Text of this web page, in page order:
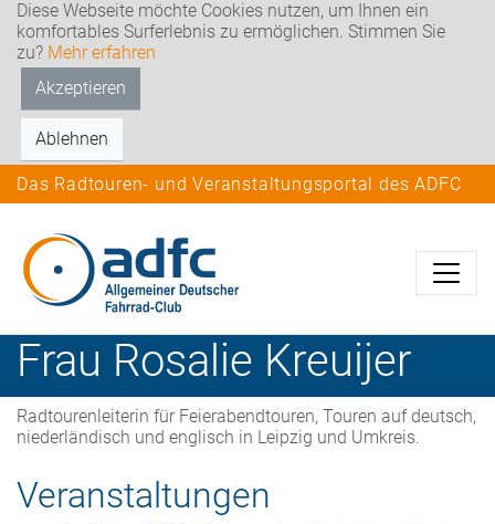
Diese Webseite möchte Cookies nutzen, um Ihnen ein
komfortables Surferlebnis zu ermöglichen. Stimmen Sie
zu? Mehr erfahren
Akzeptieren
Ablehnen
Das Radtouren- und Veranstaltungsportal des ADFC
Frau Rosalie Kreuijer
Radtourenleiterin für Feierabendtouren, Touren auf deutsch,
niederländisch und englisch in Leipzig und Umkreis.
Veranstaltungen